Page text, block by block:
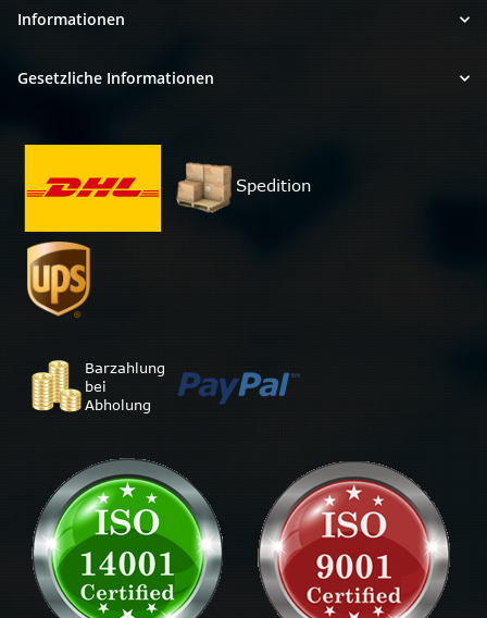
Informationen
Gesetzliche Informationen